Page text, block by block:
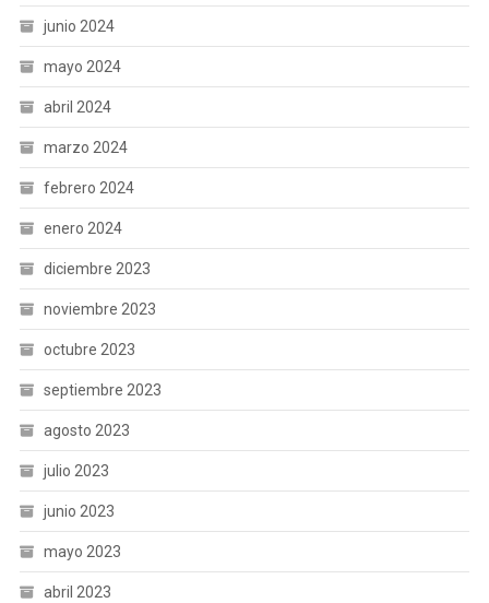
junio 2024
mayo 2024
abril 2024
marzo 2024
febrero 2024
enero 2024
diciembre 2023
noviembre 2023
octubre 2023
septiembre 2023
agosto 2023
julio 2023
junio 2023
mayo 2023
abril 2023